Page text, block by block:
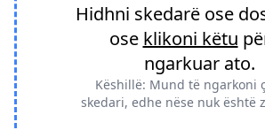
Hidhni skedarë ose
ose klikoni këtu
ngarkuar ato.
Këshillë: Mund të ngarkoni
skedari, edhe nëse nuk është